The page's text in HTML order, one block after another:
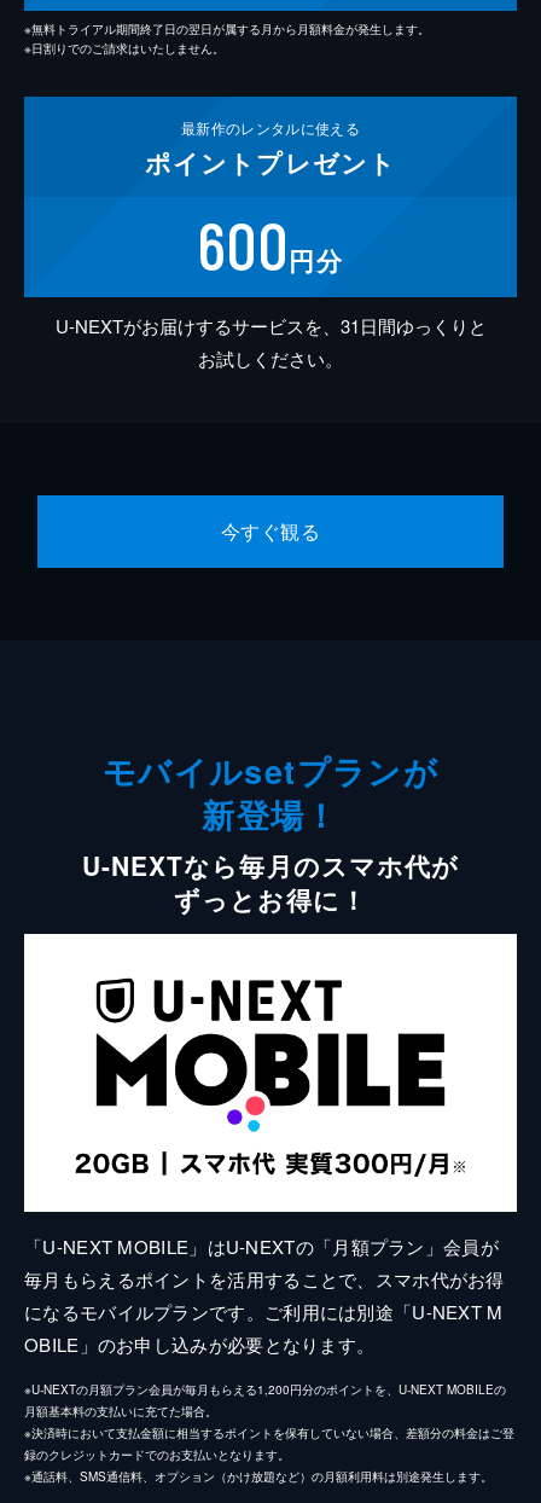
※無料トライアル期間終了日の翌日が属する月から月額料金が発生します。
※日割りでのご請求はいたしません。
最新作のレンタルに使える
ポイント プレゼント
600円分
U-NEXTがお届けするサービスを、31日間ゆっくりと
お試しください。
今すぐ観る
モバイルsetプランが
新登場！
U-NEXTなら毎月のスマホ代が
ずっとお得に！
「U-NEXT MOBILE」はU-NEXTの「月額プラン」会員が
毎月もらえるポイントを活用することで、スマホ代がお得
になるモバイルプランです。ご利用には別途「U-NEXT M
OBILE」のお申し込みが必要となります。
※U-NEXTの月額プラン会員が毎月もらえる1,200円分のポイントを、U-NEXT MOBILEの
月額基本料の支払いに充てた場合。
※決済時において支払金額に相当するポイントを保有していない場合、差額分の料金はご登
録のクレジットカードでのお支払いとなります。
※通話料、SMS通信料、オプション（かけ放題など）の月額利用料は別途発生します。